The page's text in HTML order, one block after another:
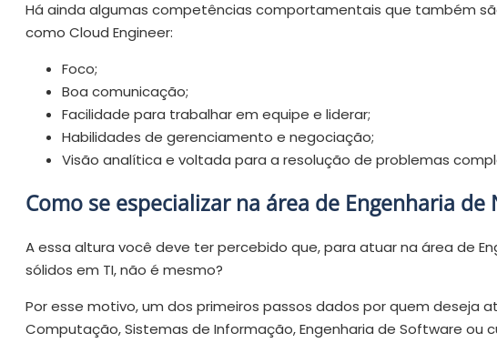
Há ainda algumas competências comportamentais que também
como Cloud Engineer:
Foco;
Boa comunicação;
Facilidade para trabalhar em equipe e liderar;
Habilidades de gerenciamento e negociação;
Visão analítica e voltada para a resolução de problemas
Como se especializar na área de Engenharia de
A essa altura você deve ter percebido que, para atuar na área de
sólidos em TI, não é mesmo?
Por esse motivo, um dos primeiros passos dados por quem deseja
Computação, Sistemas de Informação, Engenharia de Software ou